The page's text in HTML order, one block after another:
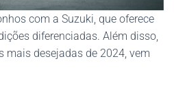
com a Suzuki, que oferece
diferenciadas. Além disso,
mais desejadas de 2024, vem